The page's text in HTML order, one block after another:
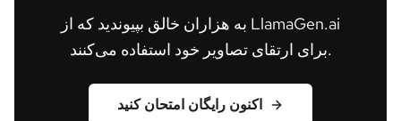
به هزاران خالق بپیوندید که از LlamaGen.ai
برای ارتقای تصاویر خود استفاده می‌کنند.
اکنون رایگان امتحان کنید